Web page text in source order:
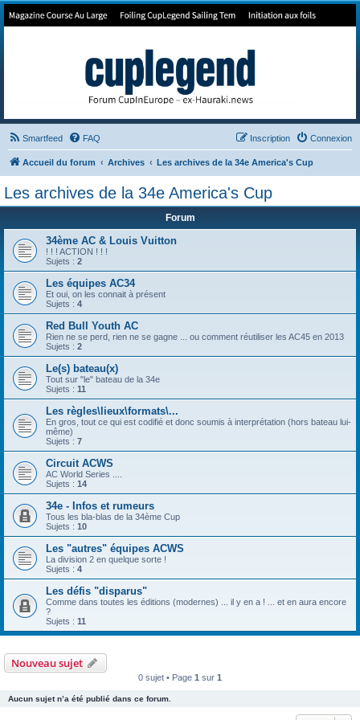
Forum de Cup In Europe
Smartfeed FAQ Connexion
Inscription
Accueil du forum Archives Les archives de la 34e America's Cup
Les archives de la 34e America's Cup
Forum
34ème AC & Louis Vuitton
! ! ! ACTION ! ! !
Sujets : 2
Les équipes AC34
Et oui, on les connait à présent
Sujets : 4
Red Bull Youth AC
Rien ne se perd, rien ne se gagne ... ou comment réutiliser les AC45 en 2013
Sujets : 2
Le(s) bateau(x)
Tout sur "le" bateau de la 34e
Sujets : 11
Les règles\lieux\formats\...
En gros, tout ce qui est codifié et donc soumis à interprétation (hors bateau lui-
même)
Sujets : 7
Circuit ACWS
AC World Series ....
Sujets : 14
34e - Infos et rumeurs
Tous les bla-blas de la 34ème Cup
Sujets : 10
Les "autres" équipes ACWS
La division 2 en quelque sorte !
Sujets : 4
Les défis "disparus"
Comme dans toutes les éditions (modernes) ... il y en a ! ... et en aura encore
?
Sujets : 11
Nouveau sujet
0 sujet • Page 1 sur 1
Aucun sujet n’a été publié dans ce forum.